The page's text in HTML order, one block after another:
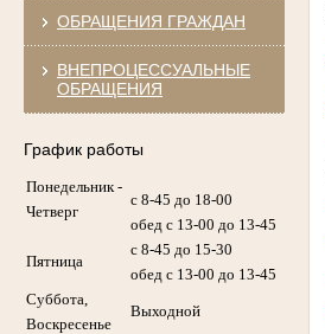
ОБРАЩЕНИЯ ГРАЖДАН
ВНЕПРОЦЕССУАЛЬНЫЕ
ОБРАЩЕНИЯ
График работы
Понедельник -
Четверг
с 8-45 до 18-00
обед с 13-00 до 13-45
Пятница
с 8-45 до 15-30
обед с 13-00 до 13-45
Суббота,
Воскресенье
Выходной